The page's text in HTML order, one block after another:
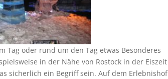
Tag oder rund um den Tag etwas Besonderes
in der Nähe von Rostock in der Eiszeit
sicherlich ein Begriff sein. Auf dem Erlebnishof